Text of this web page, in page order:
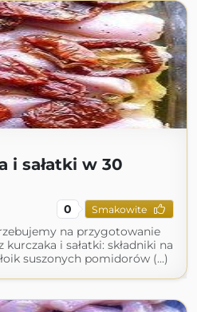
i sałatki w 30
0 Smakowite
na przygotowanie
kurczaka i sałatki: składniki na
suszonych pomidorów (...)